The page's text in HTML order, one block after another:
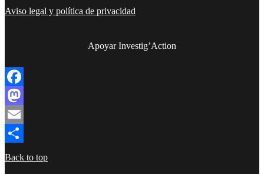
Aviso legal y política de privacidad
Apoyar Investig’Action
Facebook
Mastodon
Email
Compartir
Back to top